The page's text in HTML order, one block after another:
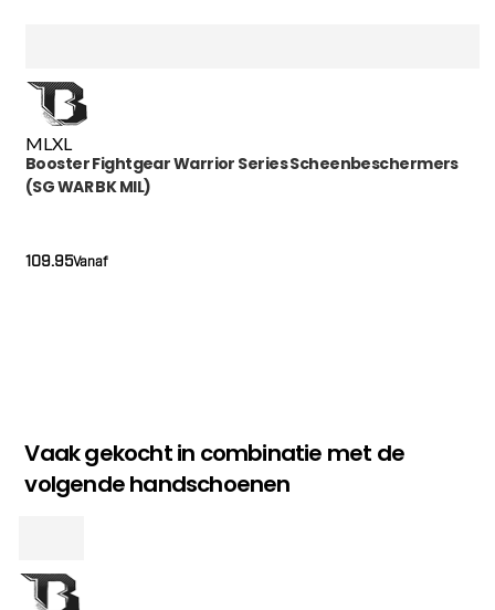
MLXL
Booster Fightgear Warrior Series Scheenbeschermers
(SG WAR BK MIL)
Vanaf
109.95
Vaak gekocht in combinatie met de
volgende handschoenen